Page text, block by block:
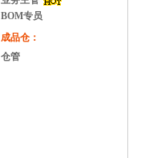
BOM专员
成品仓：
仓管